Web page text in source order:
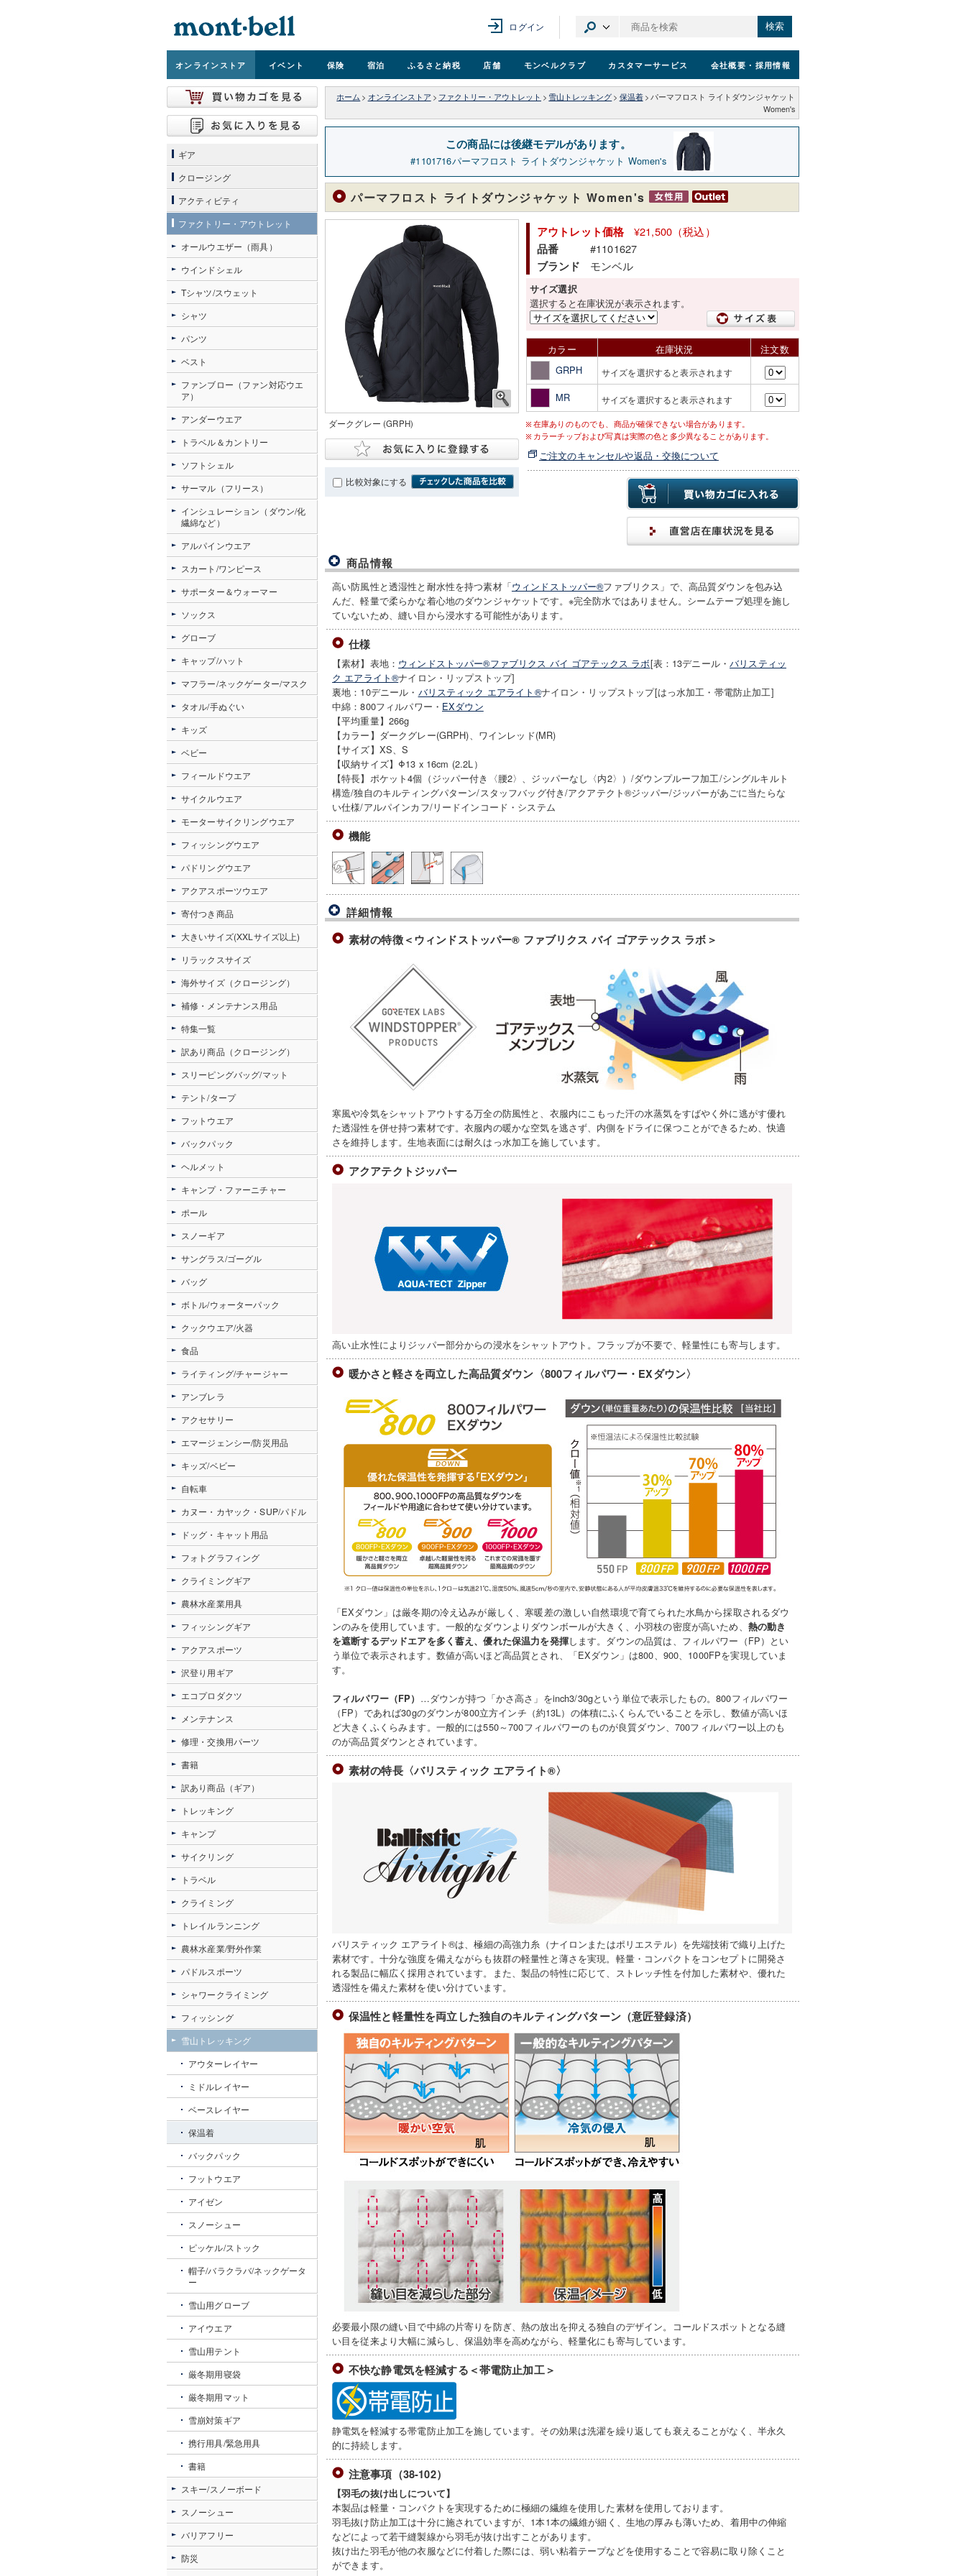
ログイン 検索
オンラインストア イベント 保険 宿泊 ふるさと納税 店舗 モンベルクラブ カスタマーサービス 会社概要 ・採用情報
ホーム > オンラインストア > ファクトリー・アウトレット > 雪山トレッキング > 保温着 > パーマフロスト ライトダウンジャケット
Women's
この商品には後継モデルがあります。
1101716パーマフロスト ライトダウンジャケット Women's
パーマフロスト ライトダウンジャケット Women's
ダークグレー (GRPH)
比較対象にする
アウトレット価格 ¥21,500（税込）
品番 #1101627
ブランド モンベル
サイズ選択
選択すると在庫状況が表示されます。
カラー 在庫状況
注文数
GRPH
サイズを選択すると表示されます
MR サイズを選択すると表示されます
在庫ありのものでも、商品が確保できない場合があります。
カラーチップおよび写真は実際の色と多少異なることがあります。
ご注文のキャンセルや返品・交換について
商品情報
高い防風性と透湿性と耐水性を持つ素材「ウィンドストッパー®ファブリクス」で、高品質ダウンを包み込
んだ、軽量で柔らかな着心地のダウンジャケットです。※完全防水ではありません。シームテープ処理を施し
ていないため、縫い目から浸水する可能性があります。
仕様
【素材】表地： ウィンドストッパー®ファブリクス バイ ゴアテックス ラボ[表：13デニール・バリスティッ
ク エアライト®ナイロン・リップストップ]
裏地：10デニール・ バリスティック エアライト®ナイロン・リップストップ[はっ水加工・帯電防止加工]
中綿：800フィルパワー・ EXダウン
【平均重量】266g
【カラー】ダークグレー(GRPH)、ワインレッド(MR)
【サイズ】XS、S
【収納サイズ】Φ13 x 16cm (2.2L）
【特長】ポケット4個（ジッパー付き〈腰2〉、ジッパーなし〈内2〉）/ダウンプルーフ加工/シングルキルト
構造/独自のキルティングパターン/スタッフバッグ付き/アクアテクト®ジッパー/ジッパーがあごに当たらな
い仕様/アルパインカフ/リードインコード・システム
機能
詳細情報
素材の特徴＜ウィンドストッパー® ファブリクス バイ ゴアテックス ラボ＞
寒風や冷気をシャットアウトする万全の防風性と、衣服内にこもった汗の水蒸気をすばやく外に逃がす優れ
た透湿性を併せ持つ素材です。衣服内の暖かな空気を逃さず、内側をドライに保つことができるため、快適
さを維持します。生地表面には耐久はっ水加工を施しています。
アクアテクトジッパー
高い止水性によりジッパー部分からの浸水をシャットアウト。フラップが不要で、軽量性にも寄与します。
暖かさと軽さを両立した高品質ダウン〈800フィルパワー・EXダウン〉
「EXダウン」は厳冬期の冷え込みが厳しく、寒暖差の激しい自然環境で育てられた水鳥から採取されるダウ
ンのみを使用しています。一般的なダウンよりダウンボールが大きく、小羽枝の密度が高いため、 熱の動き
を遮断するデッドエアを多く蓄え、優れた保温力を発揮します。ダウンの品質は、フィルパワー（FP）とい
う単位で表示されます。数値が高いほど高品質とされ、「EXダウン」は800、900、1000FPを実現していま
す。
フィルパワー（FP） …ダウンが持つ「かさ高さ」をinch3/30gという単位で表示したもの。800フィルパワー
（FP）であれば30gのダウンが800立方インチ（約13L）の体積にふくらんでいることを示し、数値が高いほ
ど大きくふくらみます。一般的には550～700フィルパワーのものが良質ダウン、700フィルパワー以上のも
のが高品質ダウンとされています。
素材の特長〈バリスティック エアライト®〉
バリスティック エアライト®は、極細の高強力糸（ナイロンまたはポリエステル）を先端技術で織り上げた
素材です。十分な強度を備えながらも抜群の軽量性と薄さを実現。軽量・コンパクトをコンセプトに開発さ
れる製品に幅広く採用されています。また、製品の特性に応じて、ストレッチ性を付加した素材や、優れた
透湿性を備えた素材を使い分けています。
保温性と軽量性を両立した独自のキルティングパターン（意匠登録済）
必要最小限の縫い目で中綿の片寄りを防ぎ、熱の放出を抑える独自のデザイン。コールドスポットとなる縫
い目を従来より大幅に減らし、保温効率を高めながら、軽量化にも寄与しています。
不快な静電気を軽減する＜帯電防止加工＞
静電気を軽減する帯電防止加工を施しています。その効果は洗濯を繰り返しても衰えることがなく、半永久
的に持続します。
注意事項（38-102）
【羽毛の抜け出しについて】
本製品は軽量・コンパクトを実現するために極細の繊維を使用した素材を使用しております。
羽毛抜け防止加工は十分に施されていますが、1本1本の繊維が細く、生地の厚みも薄いため、着用中の伸縮
などによって若干縫製線から羽毛が抜け出すことがあります。
抜け出た羽毛が他の衣服などに付着した際には、弱い粘着テープなどを使用することで容易に取り除くこと
ができます。
ギア
クロージング
アクティビティ
ファクトリー・アウトレット
オールウエザー（雨具）
ウインドシェル
Tシャツ/スウェット
シャツ
パンツ
ベスト
ファンブロー（ファン対応ウエ
ア）
アンダーウエア
トラベル＆カントリー
ソフトシェル
サーマル（フリース）
インシュレーション（ダウン/化
繊綿など）
アルパインウエア
スカート/ワンピース
サポーター＆ウォーマー
ソックス
グローブ
キャップ/ハット
マフラー/ネックゲーター/マスク
タオル/手ぬぐい
キッズ
ベビー
フィールドウエア
サイクルウエア
モーターサイクリングウエア
フィッシングウエア
パドリングウエア
アクアスポーツウエア
寄付つき商品
大きいサイズ(XXLサイズ以上)
リラックスサイズ
海外サイズ（クロージング）
補修・メンテナンス用品
特集一覧
訳あり商品（クロージング）
スリーピングバッグ/マット
テント/タープ
フットウエア
バックパック
ヘルメット
キャンプ・ファーニチャー
ポール
スノーギア
サングラス/ゴーグル
バッグ
ボトル/ウォーターパック
クックウエア/火器
食品
ライティング/チャージャー
アンブレラ
アクセサリー
エマージェンシー/防災用品
キッズ/ベビー
自転車
カヌー・カヤック・SUP/パドル
ドッグ・キャット用品
フォトグラフィング
クライミングギア
農林水産業用具
フィッシングギア
アクアスポーツ
沢登り用ギア
エコプロダクツ
メンテナンス
修理・交換用パーツ
書籍
訳あり商品（ギア）
トレッキング
キャンプ
サイクリング
トラベル
クライミング
トレイルランニング
農林水産業/野外作業
パドルスポーツ
シャワークライミング
フィッシング
雪山トレッキング
アウターレイヤー
ミドルレイヤー
ベースレイヤー
保温着
バックパック
フットウエア
アイゼン
スノーシュー
ピッケル/ストック
帽子/バラクラバ/ネックゲータ
ー
雪山用グローブ
アイウエア
雪山用テント
厳冬期用寝袋
厳冬期用マット
雪崩対策ギア
携行用具/緊急用具
書籍
スキー/スノーボード
スノーシュー
バリアフリー
防災